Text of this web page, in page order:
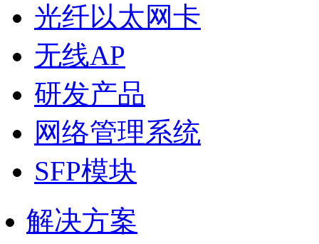
光纤以太网卡
无线AP
研发产品
网络管理系统
SFP模块
解决方案